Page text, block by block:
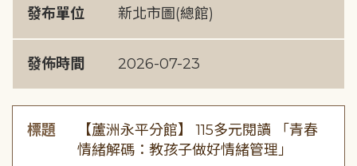
發布單位 新北市圖(總館)
發佈時間 2026-07-23
標題
【蘆洲永平分館】 115多元閱讀 「青春
情緒解碼：教孩子做好情緒管理」